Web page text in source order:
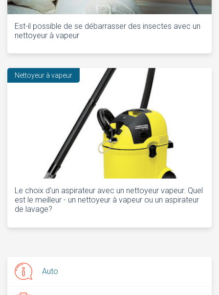
Est-il possible de se débarrasser des insectes avec un
nettoyeur à vapeur
Nettoyeur à vapeur
Le choix d'un aspirateur avec un nettoyeur vapeur. Quel
est le meilleur - un nettoyeur à vapeur ou un aspirateur
de lavage?
Auto